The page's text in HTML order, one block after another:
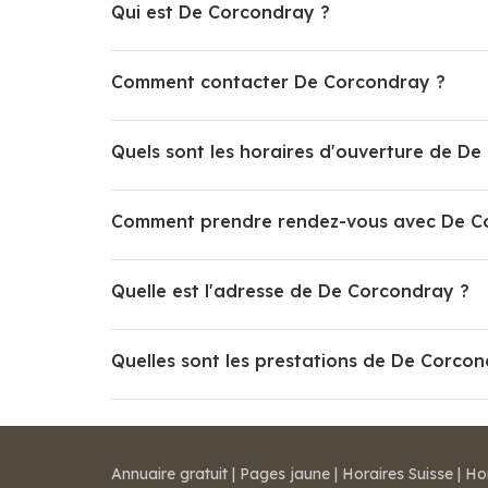
Qui est De Corcondray ?
Comment contacter De Corcondray ?
Quels sont les horaires d'ouverture de
Comment prendre rendez-vous avec De
Quelle est l'adresse de De Corcondray ?
Quelles sont les prestations de De
Annuaire gratuit | Pages jaune | Horaires Suisse |